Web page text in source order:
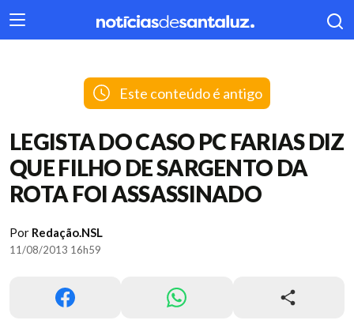
404
Este conteúdo é antigo
LEGISTA DO CASO PC FARIAS DIZ
QUE FILHO DE SARGENTO DA
ROTA FOI ASSASSINADO
Por Redação.NSL
11/08/2013 16h59